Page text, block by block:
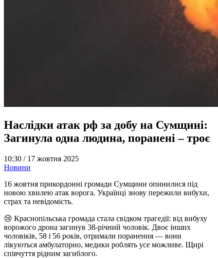
Наслідки атак рф за добу на Сумщині:
Загинула одна людина, поранені – троє
10:30 / 17 жовтня 2025
Новини
16 жовтня прикордонні громади Сумщини опинилися під
новою хвилею атак ворога. Українці знову пережили вибухи,
страх та невідомість.
😢 Краснопільська громада стала свідком трагедії: від вибуху
ворожого дрона загинув 38-річний чоловік. Двоє інших
чоловіків, 58 і 56 років, отримали поранення — вони
лікуються амбулаторно, медики роблять усе можливе. Щирі
співчуття рідним загиблого.